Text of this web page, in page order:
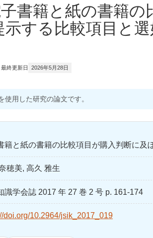
書籍と紙の書籍
する比較項目と選
終更新日 2026年5月28日
使用した研究の論文です。
籍と紙の書籍の比較項目が購入判断に及
穂美, 高久 雅生
識学会誌 2017 年 27 巻 2 号 p. 161-174
doi.org/10.2964/jsik_2017_019